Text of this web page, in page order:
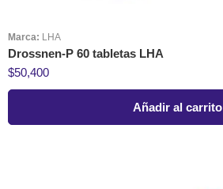
Marca: LHA
Drossnen-P 60 tabletas LHA
$50,400
Añadir al carrito